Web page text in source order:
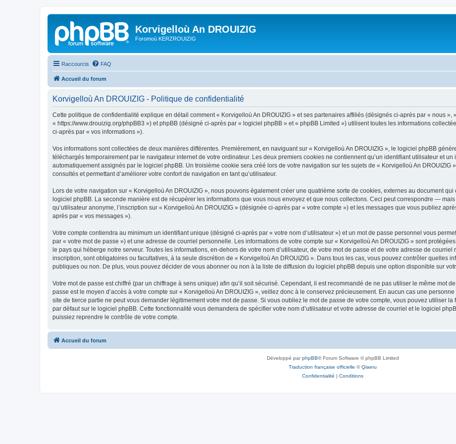
Korvigelloù An DROUIZIG
Foromoù KERZROUIZIG
Raccourcis FAQ
Accueil du forum
Korvigelloù An DROUIZIG - Politique de confidentialité
Cette politique de confidentialité explique en détail comment « Korvigelloù An DROUIZIG » et ses partenaires affiliés (désignés ci-après par « nous »,
« https://www.drouizig.org/phpBB3 ») et phpBB (désigné ci-après par « logiciel phpBB » et « phpBB Limited ») utilisent toutes les informations
ci-après par « vos informations »).
Vos informations sont collectées de deux manières différentes. Premièrement, en naviguant sur « Korvigelloù An DROUIZIG », le logiciel phpBB
téléchargés temporairement par le navigateur internet de votre ordinateur. Les deux premiers cookies ne contiennent qu’un identifiant utilisateur et
automatiquement assignés par le logiciel phpBB. Un troisième cookie sera créé lors de votre navigation sur les sujets de « Korvigelloù An DROUIZIG
consultés et permettant d’améliorer votre confort de navigation en tant qu’utilisateur.
Lors de votre navigation sur « Korvigelloù An DROUIZIG », nous pouvons également créer une quatrième sorte de cookies, externes au document
logiciel phpBB. La seconde manière est de récupérer les informations que vous nous envoyez et que nous collectons. Ceci peut correspondre —
qu’utilisateur anonyme, l’inscription sur « Korvigelloù An DROUIZIG » (désignée ci-après par « votre compte ») et les messages que vous publiez
après par « vos messages »).
Votre compte contiendra au minimum un identifiant unique (désigné ci-après par « votre nom d’utilisateur ») et un mot de passe personnel vous
par « votre mot de passe ») et une adresse de courriel personnelle. Les informations de votre compte sur « Korvigelloù An DROUIZIG » sont
le pays qui héberge notre serveur. Toutes les informations, en-dehors de votre nom d’utilisateur, de votre mot de passe et de votre adresse de
inscription, sont obligatoires ou facultatives, à la seule discrétion de « Korvigelloù An DROUIZIG ». Dans tous les cas, vous pouvez contrôler quelles
publiques ou non. De plus, vous pouvez décider de vous abonner ou non à la liste de diffusion du logiciel phpBB depuis une option disponible sur
Votre mot de passe est chiffré (par un chiffrage à sens unique) afin qu’il soit sécurisé. Cependant, il est recommandé de ne pas utiliser le même mot
passe est le moyen d’accès à votre compte sur « Korvigelloù An DROUIZIG », veillez donc à le conservez précieusement. En aucun cas une
site de tierce partie ne peut vous demander légitimement votre mot de passe. Si vous oubliez le mot de passe de votre compte, vous pouvez utiliser
par défaut sur le logiciel phpBB. Cette fonctionnalité vous demandera de spécifier votre nom d’utilisateur et votre adresse de courriel et le logiciel
puissiez reprendre le contrôle de votre compte.
Accueil du forum
Développé parphpBB® Forum Software © phpBB Limited
Traduction française officielle ©Qiaeru
Confidentialité | Conditions